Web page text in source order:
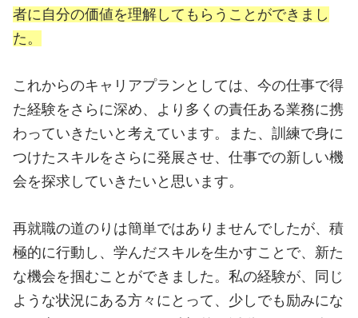
者に自分の価値を理解してもらうことができまし
た。
これからのキャリアプランとしては、今の仕事で得
た経験をさらに深め、より多くの責任ある業務に携
わっていきたいと考えています。また、訓練で身に
つけたスキルをさらに発展させ、仕事での新しい機
会を探求していきたいと思います。
再就職の道のりは簡単ではありませんでしたが、積
極的に行動し、学んだスキルを生かすことで、新た
な機会を掴むことができました。私の経験が、同じ
ような状況にある方々にとって、少しでも励みにな